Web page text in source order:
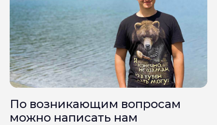
По возникающим вопросам
можно написать нам